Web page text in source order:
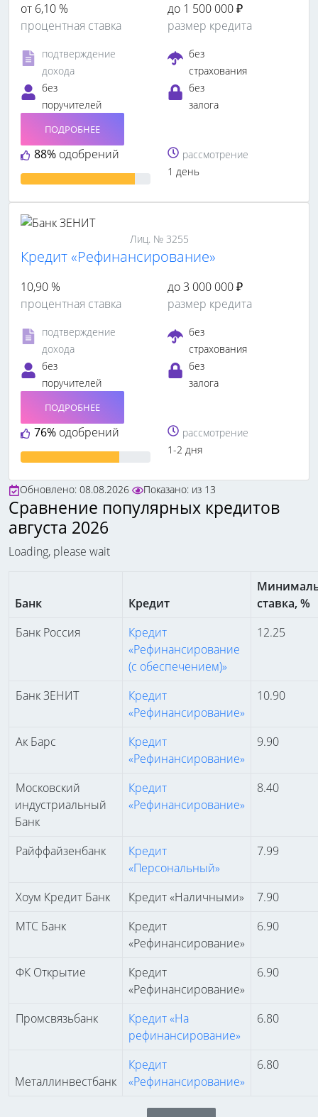
от 6,10 %
процентная ставка
до 1 500 000 ₽
размер кредита
подтверждение
дохода
без
страхования
без
поручителей
без
залога
88% одобрений
ПОДРОБНЕЕ
рассмотрение
1 день
Лиц. № 3255
Кредит «Рефинансирование»
10,90 %
процентная ставка
до 3 000 000 ₽
размер кредита
подтверждение
дохода
без
страхования
без
поручителей
без
залога
76% одобрений
ПОДРОБНЕЕ
рассмотрение
1-2 дня
Обновлено: 08.08.2026 Показано: из 13
Сравнение популярных кредитов
августа 2026
Loading, please wait
Банк Кредит
ставка, %
Банк Россия
Кредит
«Рефинансирование
(с обеспечением)»
12.25
Банк ЗЕНИТ
Кредит
«Рефинансирование»
10.90
Ак Барс
Кредит
«Рефинансирование»
9.90
Московский
индустриальный
Банк
Кредит
«Рефинансирование»
8.40
Райффайзенбанк
Кредит
«Персональный»
7.99
Хоум Кредит Банк Кредит «Наличными»
7.90
МТС Банк
Кредит
«Рефинансирование»
6.90
ФК Открытие
Кредит
«Рефинансирование»
6.90
Промсвязьбанк
Кредит «На
рефинансирование»
6.80
Металлинвестбанк
Кредит
«Рефинансирование»
6.80